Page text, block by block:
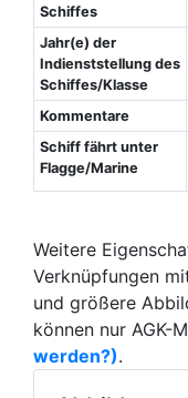
Schiffes
Jahr(e) der
Indienststellung des
Schiffes/Klasse
Kommentare
Schiff fährt unter
Flagge/Marine
Weitere
Verknüpfungen
und größere
können nur AGK-
werden?).